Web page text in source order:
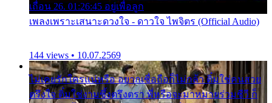
เถื่อน 26. 01:26:45 อยู่เพื่อลูก
เพลงเพราะเสนาะดวงใจ - ดาวใจ ไพจิตร (Official Audio)
144 views • 10.07.2569
ไม่เคยรักใครแน่หรือ อยากเชื่อถือก็ไม่กล้า ติ๋มใช่คนสวย
ตรึงใจ ติ๋มใช่งามซึ้งตรึงตรา พี่หรือจะมาหมายร่วมชีวี ก็